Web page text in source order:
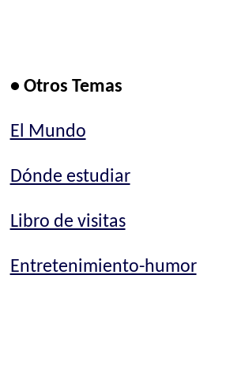
• Otros Temas
El Mundo
Dónde estudiar
Libro de visitas
Entretenimiento-humor